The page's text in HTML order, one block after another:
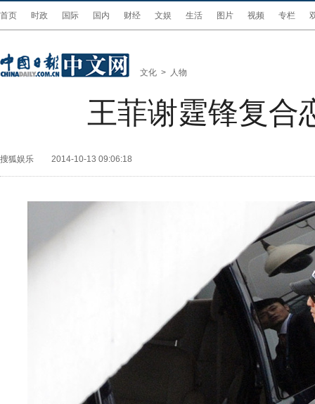
首页 时政 国际 国内 财经 文娱 生活 图片 视频 专栏
文化 > 人物
王菲谢霆锋复合
搜狐娱乐 2014-10-13 09:06:18